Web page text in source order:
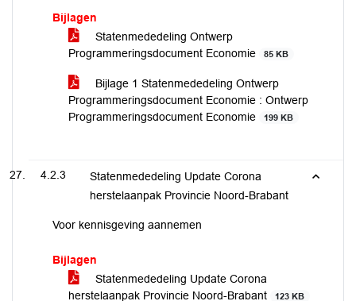
Bijlagen
Statenmededeling Ontwerp
Programmeringsdocument Economie
85 KB
Bijlage 1 Statenmededeling Ontwerp
Programmeringsdocument Economie : Ontwerp
Programmeringsdocument Economie
199 KB
4.2.3
Statenmededeling Update Corona
herstelaanpak Provincie Noord-Brabant
Voor kennisgeving aannemen
Bijlagen
Statenmededeling Update Corona
herstelaanpak Provincie Noord-Brabant
123 KB